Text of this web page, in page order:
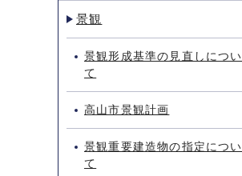
景観
景観形成基準の見直しについ
て
高山市景観計画
景観重要建造物の指定につい
て